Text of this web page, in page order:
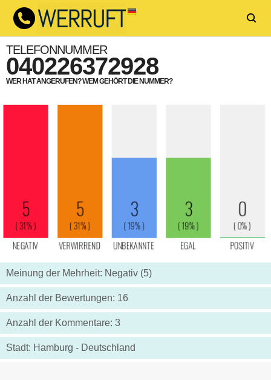
TELEFONNUMMER
040226372928
WER HAT ANGERUFEN? WEM GEHÖRT DIE NUMMER?
Meinung der Mehrheit: Negativ (5)
Anzahl der Bewertungen: 16
Anzahl der Kommentare: 3
Stadt: Hamburg - Deutschland